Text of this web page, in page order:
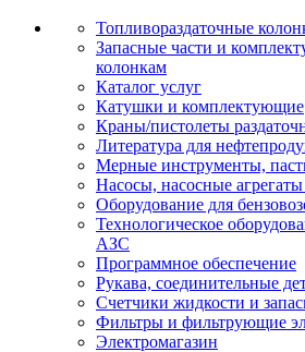
Топливораздаточные
Запасные части и
колонкам
Каталог услуг
Катушки и комплектующие
Краны/пистолеты
Литература для
Мерные инструменты,
Насосы, насосные
Оборудование для
Технологическое
АЗС
Программное обеспечение
Рукава, соединительные
Счетчики жидкости и
Фильтры и фильтрующие
Электромагазин